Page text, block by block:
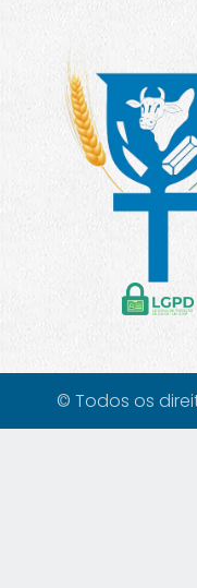
© Todos os